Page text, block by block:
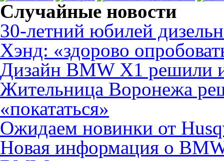
Случайные новости
30-летний юбилей
Хэнд: «здорово
Дизайн BMW X1 решили
Жительница Воронежа
«покататься»
Ожидаем новинки от
Новая информация о